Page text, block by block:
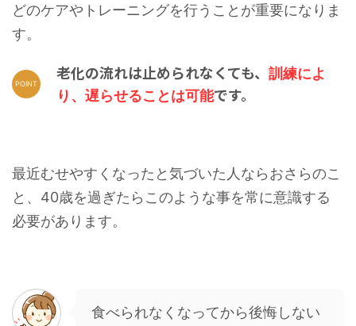
どのケアやトレーニングを行うことが重要になりま
す。
老化の流れは止められなくても、 訓練によ
り、遅らせることは可能です。
最近むせやすくなったと気づいた人ならおさらのこ
と、40歳を過ぎたらこのような事を常に意識する
必要があります。
食べられなくなってから後悔しない